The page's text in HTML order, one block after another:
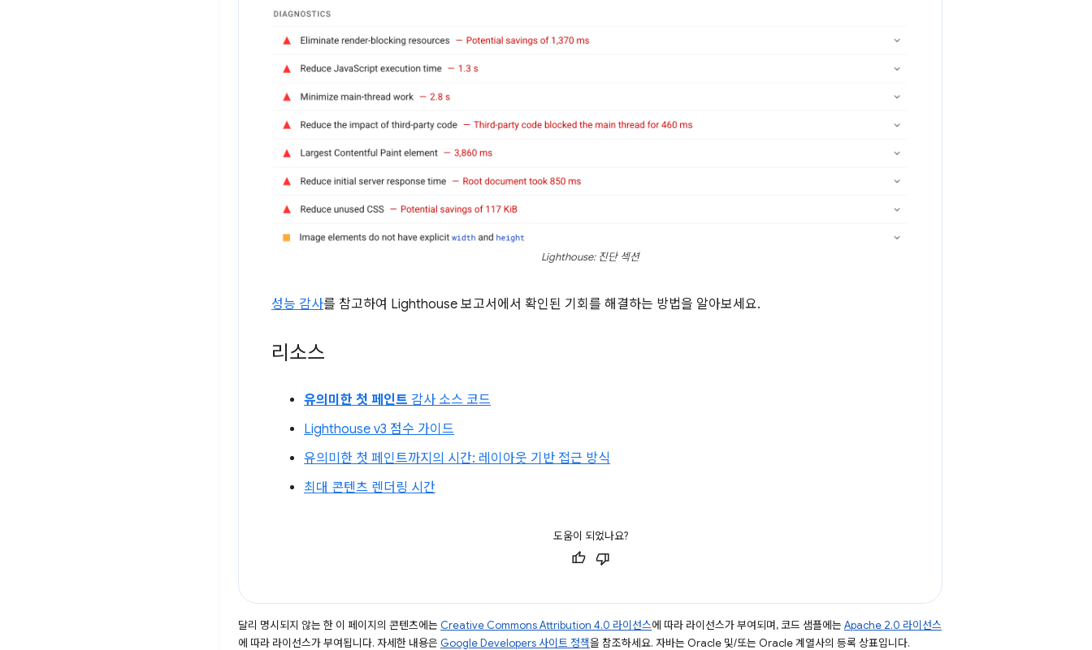
Lighthouse: 진단 섹션
성능 감사를 참고하여 Lighthouse 보고서에서 확인된 기회를 해결하는 방법을 알아보세요.
리소스
유의미한 첫 페인트 감사 소스 코드
Lighthouse v3 점수 가이드
유의미한 첫 페인트까지의 시간: 레이아웃 기반 접근 방식
최대 콘텐츠 렌더링 시간
도움이 되었나요?
달리 명시되지 않는 한 이 페이지의 콘텐츠에는 Creative Commons Attribution 4.0 라이선스에 따라 라이선스가 부여되며, 코드 샘플에는 Apache 2.0 라이선스
에 따라 라이선스가 부여됩니다. 자세한 내용은 Google Developers 사이트 정책을 참조하세요. 자바는 Oracle 및/또는 Oracle 계열사의 등록 상표입니다.